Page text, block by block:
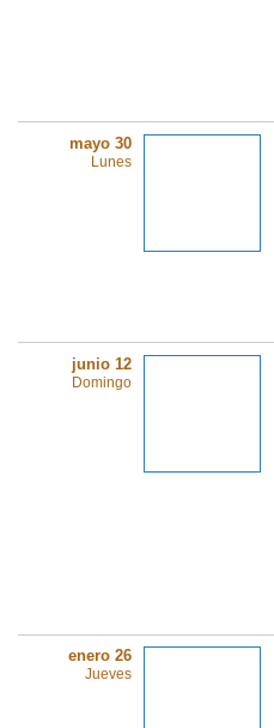
mayo 30
Lunes
junio 12
Domingo
enero 26
Jueves